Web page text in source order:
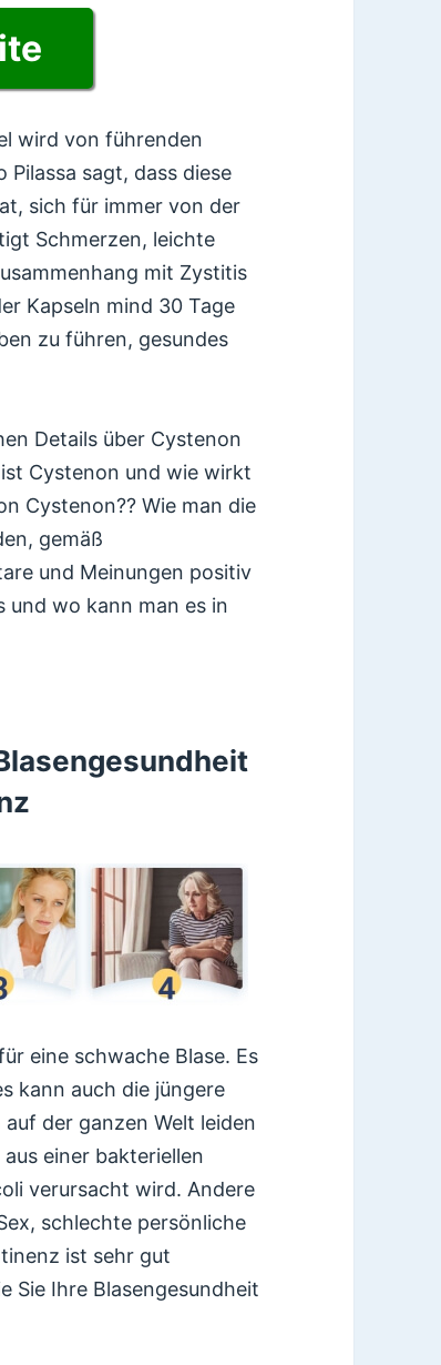
wird von führenden
sagt, dass diese
sich für immer von der
Schmerzen, leichte
mit Zystitis
Kapseln mind 30 Tage
zu führen, gesundes
Details über Cystenon
Cystenon und wie wirkt
Cystenon?? Wie man die
gemäß
und Meinungen positiv
und wo kann man es in
eine schwache Blase. Es
kann auch die jüngere
der ganzen Welt leiden
einer bakteriellen
verursacht wird. Andere
schlechte persönliche
ist sehr gut
Sie Ihre Blasengesundheit